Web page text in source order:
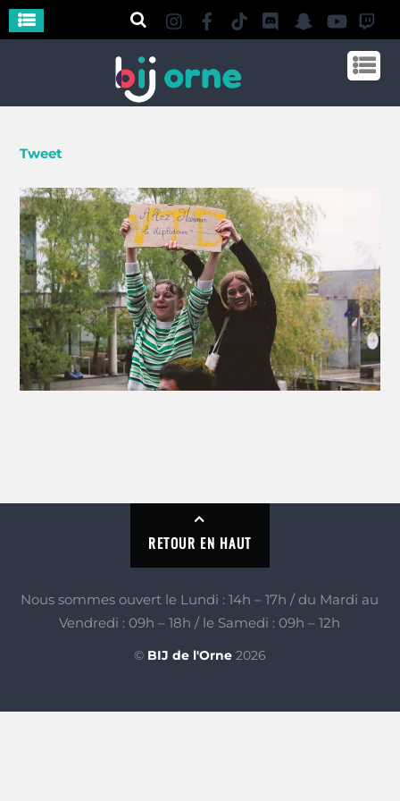
Tweet
RETOUR EN HAUT
Nous sommes ouvert le Lundi : 14h – 17h / du Mardi au
Vendredi : 09h – 18h / le Samedi : 09h – 12h
© BIJ de l'Orne 2026